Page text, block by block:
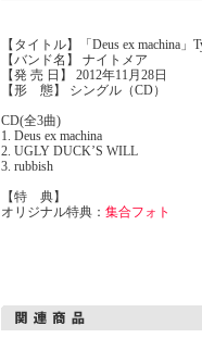
【タイトル】「Deus ex machina」
【バンド名】 ナイトメア
【発 売 日】 2012年11月28日
【形 態】 シングル（CD）
CD(全3曲)
1. Deus ex machina
2. UGLY DUCK’S WILL
3. rubbish
【特 典】
オリジナル特典： 集合フォト